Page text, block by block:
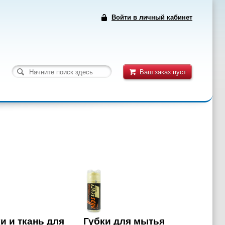
Войти в личный кабинет
Ваш заказ пуст
и ткань для Губки для мытья